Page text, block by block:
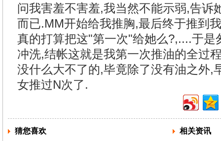
问我害羞不害羞,我当然不能示弱,告诉
而已.MM开始给我推胸,最后终于推到
真的打算把这"第一次"给她么?,....于是
冲洗,结帐这就是我第一次推油的全过
没什么大不了的,毕竟除了没有油之外,
女推过N次了.
猜您喜欢 相关资讯